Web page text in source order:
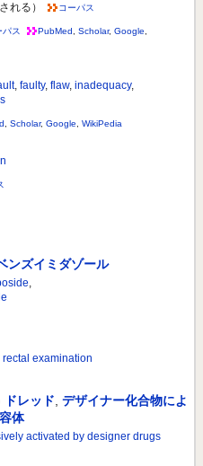
れる） コーパス
パス PubMed , Scholar, Google,
, faulty, flaw, inadequacy,
, Scholar, Google, WikiPedia
ンズイミダゾール
,
rectal examination
ドレッド, デザイナー化合物によ
体
activated by designer drugs